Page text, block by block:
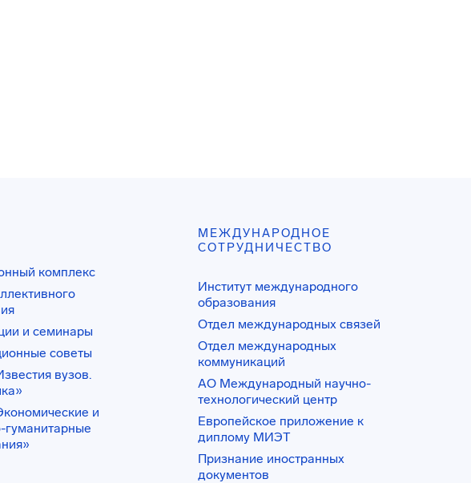
комплекс
и семинары
советы
вузов.
и
гуманитарные
МЕЖДУНАРОДНОЕ
СОТРУДНИЧЕСТВО
Институт международного
образования
Отдел международных связей
Отдел международных
коммуникаций
АО Международный научно-
технологический центр
Европейское приложение к
диплому МИЭТ
Признание иностранных
документов